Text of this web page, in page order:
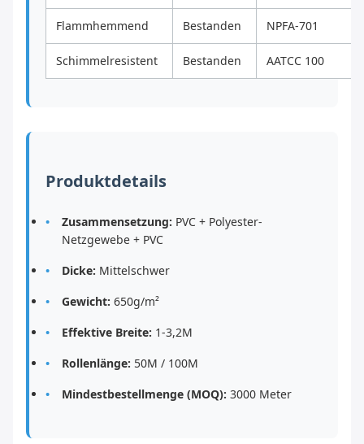
Flammhemmend Bestanden NPFA-701
Schimmelresistent Bestanden AATCC 100
Produktdetails
Zusammensetzung: PVC + Polyester-
Netzgewebe + PVC
Dicke: Mittelschwer
Gewicht: 650g/m²
Effektive Breite: 1-3,2M
Rollenlänge: 50M / 100M
Mindestbestellmenge (MOQ): 3000 Meter